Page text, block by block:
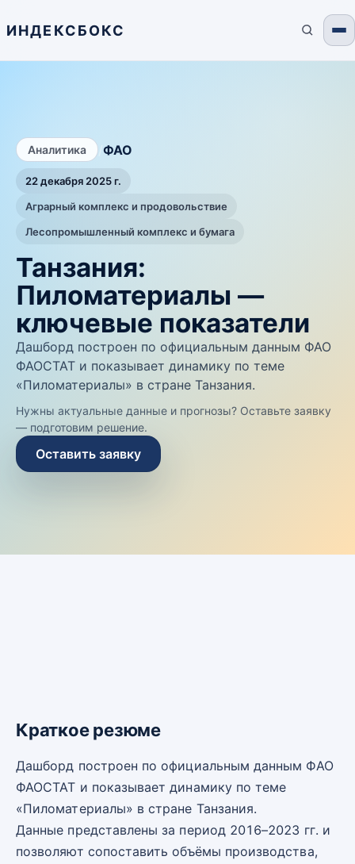
ИНДЕКСБОКС
Аналитика ФАО
22 декабря 2025 г.
Аграрный комплекс и продовольствие
Лесопромышленный комплекс и бумага
Танзания:
Пиломатериалы —
ключевые показатели
Дашборд построен по официальным данным ФАО
ФАОСТАТ и показывает динамику по теме
«Пиломатериалы» в стране Танзания.
Нужны актуальные данные и прогнозы? Оставьте заявку
— подготовим решение.
Оставить заявку
Краткое резюме
Дашборд построен по официальным данным ФАО
ФАОСТАТ и показывает динамику по теме
«Пиломатериалы» в стране Танзания.
Данные представлены за период 2016–2023 гг. и
позволяют сопоставить объёмы производства,